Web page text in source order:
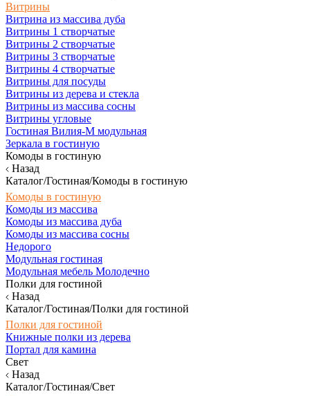
Витрины
Витрина из массива дуба
Витрины 1 створчатые
Витрины 2 створчатые
Витрины 3 створчатые
Витрины 4 створчатые
Витрины для посуды
Витрины из дерева и стекла
Витрины из массива сосны
Витрины угловые
Гостиная Вилия-М модульная
Зеркала в гостиную
Комоды в гостиную
Назад
Каталог/Гостиная/Комоды в гостиную
Комоды в гостиную
Комоды из массива
Комоды из массива дуба
Комоды из массива сосны
Недорого
Модульная гостиная
Модульная мебель Молодечно
Полки для гостиной
Назад
Каталог/Гостиная/Полки для гостиной
Полки для гостиной
Книжные полки из дерева
Портал для камина
Свет
Назад
Каталог/Гостиная/Свет